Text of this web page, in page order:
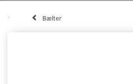
Bælter